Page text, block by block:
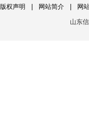
版权声明 网站简介 网
山东